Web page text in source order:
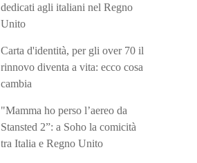
dedicati agli italiani nel Regno
Unito
Carta d'identità, per gli over 70 il
rinnovo diventa a vita: ecco cosa
cambia
"Mamma ho perso l’aereo da
Stansted 2”: a Soho la comicità
tra Italia e Regno Unito